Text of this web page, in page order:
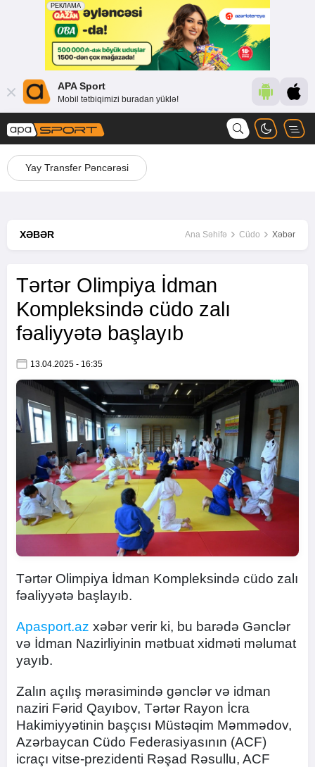
APA Sport
Mobil tətbiqimizi buradan yüklə!
Yay Transfer Pəncərəsi
XƏBƏR Ana Səhifə Cüdo Xəbər
Tərtər Olimpiya İdman
Kompleksində cüdo zalı
fəaliyyətə başlayıb
13.04.2025 - 16:35
Tərtər Olimpiya İdman Kompleksində cüdo zalı
fəaliyyətə başlayıb.
Apasport.az xəbər verir ki, bu barədə Gənclər
və İdman Nazirliyinin mətbuat xidməti məlumat
yayıb.
Zalın açılış mərasimində gənclər və idman
naziri Fərid Qayıbov, Tərtər Rayon İcra
Hakimiyyətinin başçısı Müstəqim Məmmədov,
Azərbaycan Cüdo Federasiyasının (ACF)
icraçı vitse-prezidenti Rəşad Rəsullu, ACF